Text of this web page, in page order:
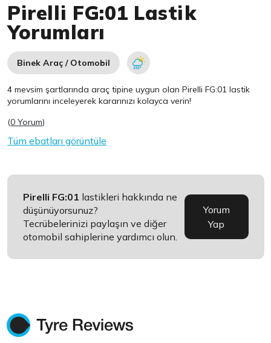
Pirelli FG:01 Lastik
Yorumları
Binek Araç / Otomobil
4 mevsim şartlarında araç tipine uygun olanPirelli FG:01 lastik
yorumlarını inceleyerek kararınızı kolayca verin!
(0 Yorum)
Tüm ebatları görüntüle
Pirelli FG:01 lastikleri hakkında ne
düşünüyorsunuz?
Tecrübelerinizi paylaşın ve diğer
otomobil sahiplerine yardımcı olun.
Yorum
Yap